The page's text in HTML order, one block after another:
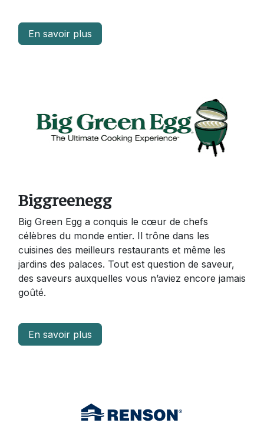
En savoir plus
Biggreenegg
Big Green Egg a conquis le cœur de chefs
célèbres du monde entier. Il trône dans les
cuisines des meilleurs restaurants et même les
jardins des palaces. Tout est question de saveur,
des saveurs auxquelles vous n’aviez encore jamais
goûté.
En savoir plus